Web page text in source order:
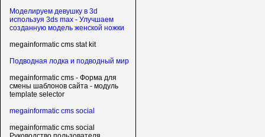
Моделируем девушку в 3d
используя 3ds max - Улучшаем
созданную модель женской ножки
megainformatic cms stat kit
Подводная лодка и подводный мир
megainformatic cms - Форма для
смены шаблонов сайта - модуль
template selector
megainformatic cms social
megainformatic cms social